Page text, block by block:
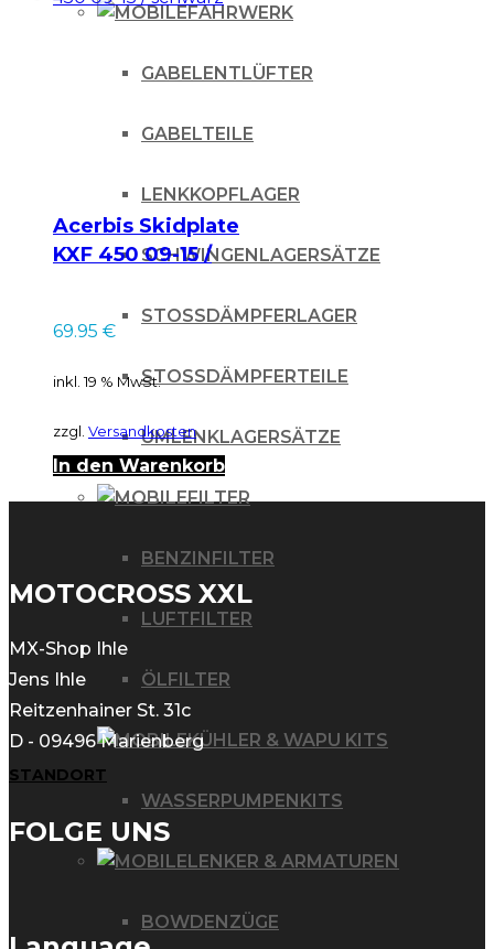
FAHRWERK
GABELENTLÜFTER
GABELTEILE
LENKKOPFLAGER
SCHWINGENLAGERSÄTZE
STOSSDÄMPFERLAGER
STOSSDÄMPFERTEILE
UMLENKLAGERSÄTZE
FILTER
BENZINFILTER
LUFTFILTER
ÖLFILTER
KÜHLER & WAPU KITS
WASSERPUMPENKITS
LENKER & ARMATUREN
BOWDENZÜGE
Acerbis Skidplate
KXF 450 09-15 /
69.95 €
inkl. 19 % MwSt.
zzgl. Versandkosten
In den Warenkorb
MOTOCROSS XXL
MX-Shop Ihle
Jens Ihle
Reitzenhainer St. 31c
D - 09496 Marienberg
STANDORT
FOLGE UNS